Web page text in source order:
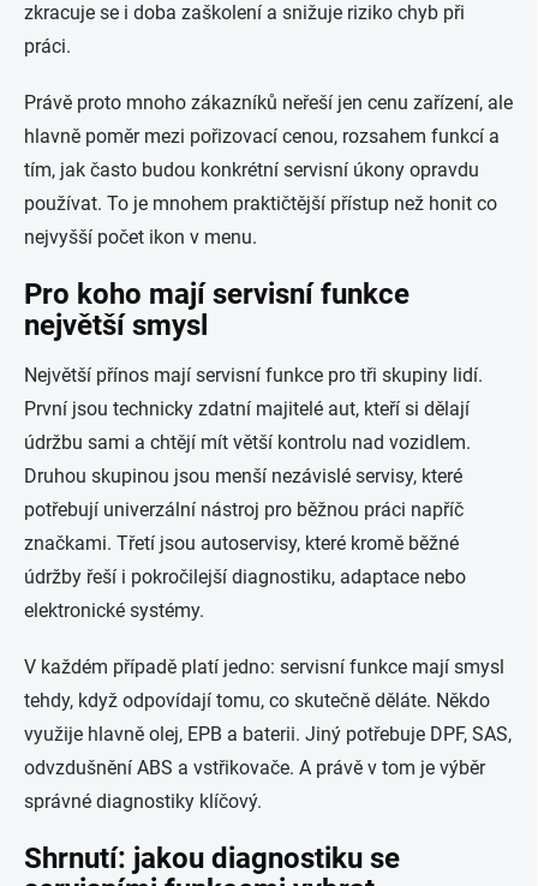
zkracuje se i doba zaškolení a snižuje riziko chyb při
práci.
Právě proto mnoho zákazníků neřeší jen cenu zařízení, ale
hlavně poměr mezi pořizovací cenou, rozsahem funkcí a
tím, jak často budou konkrétní servisní úkony opravdu
používat. To je mnohem praktičtější přístup než honit co
nejvyšší počet ikon v menu.
Pro koho mají servisní funkce
největší smysl
Největší přínos mají servisní funkce pro tři skupiny lidí.
První jsou technicky zdatní majitelé aut, kteří si dělají
údržbu sami a chtějí mít větší kontrolu nad vozidlem.
Druhou skupinou jsou menší nezávislé servisy, které
potřebují univerzální nástroj pro běžnou práci napříč
značkami. Třetí jsou autoservisy, které kromě běžné
údržby řeší i pokročilejší diagnostiku, adaptace nebo
elektronické systémy.
V každém případě platí jedno: servisní funkce mají smysl
tehdy, když odpovídají tomu, co skutečně děláte. Někdo
využije hlavně olej, EPB a baterii. Jiný potřebuje DPF, SAS,
odvzdušnění ABS a vstřikovače. A právě v tom je výběr
správné diagnostiky klíčový.
Shrnutí: jakou diagnostiku se